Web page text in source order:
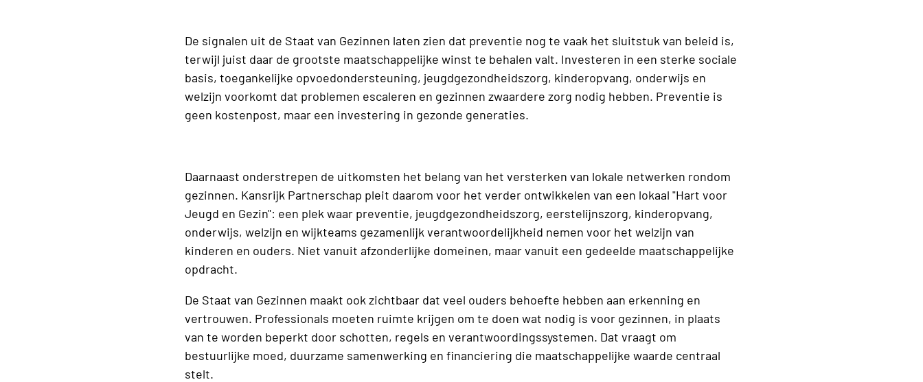
De signalen uit de Staat van Gezinnen laten zien dat preventie nog te vaak het sluitstuk van beleid is,
terwijl juist daar de grootste maatschappelijke winst te behalen valt. Investeren in een sterke sociale
basis, toegankelijke opvoedondersteuning, jeugdgezondheidszorg, kinderopvang, onderwijs en
welzijn voorkomt dat problemen escaleren en gezinnen zwaardere zorg nodig hebben. Preventie is
geen kostenpost, maar een investering in gezonde generaties.
Daarnaast onderstrepen de uitkomsten het belang van het versterken van lokale netwerken rondom
gezinnen. Kansrijk Partnerschap pleit daarom voor het verder ontwikkelen van een lokaal "Hart voor
Jeugd en Gezin": een plek waar preventie, jeugdgezondheidszorg, eerstelijnszorg, kinderopvang,
onderwijs, welzijn en wijkteams gezamenlijk verantwoordelijkheid nemen voor het welzijn van
kinderen en ouders. Niet vanuit afzonderlijke domeinen, maar vanuit een gedeelde maatschappelijke
opdracht.
De Staat van Gezinnen maakt ook zichtbaar dat veel ouders behoefte hebben aan erkenning en
vertrouwen. Professionals moeten ruimte krijgen om te doen wat nodig is voor gezinnen, in plaats
van te worden beperkt door schotten, regels en verantwoordingssystemen. Dat vraagt om
bestuurlijke moed, duurzame samenwerking en financiering die maatschappelijke waarde centraal
stelt.